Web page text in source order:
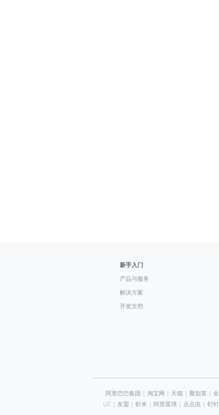
新手入门
产品与服务
解决方案
开发文档
阿里巴巴集团 | 淘宝网 | 天猫| 聚划算 |
UC| 友盟 | 虾米 | 阿里星球| 点点虫 | 钉钉